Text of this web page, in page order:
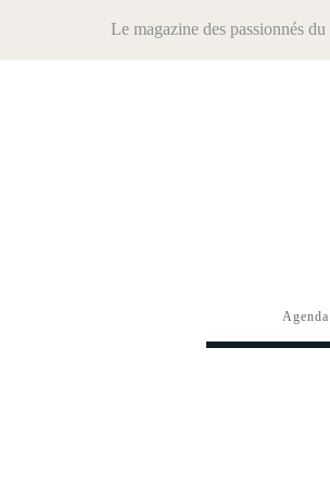
Le magazine des passionnés du
Agenda